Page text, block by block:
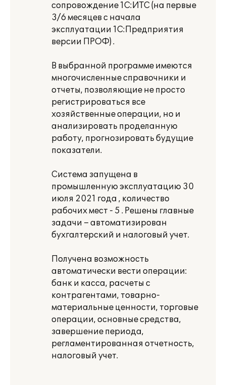
сопровождение 1С:ИТС (на первые
3/6 месяцев с начала
эксплуатации 1С:Предприятия
версии ПРОФ) .
В выбранной программе имеются
многочисленные справочники и
отчеты, позволяющие не просто
регистрироваться все
хозяйственные операции, но и
анализировать проделанную
работу, прогнозировать будущие
показатели.
Система запущена в
промышленную эксплуатацию 30
июля 2021 года , количество
рабочих мест - 5 . Решены главные
задачи – автоматизирован
бухгалтерский и налоговый учет.
Получена возможность
автоматически вести операции:
банк и касса, расчеты с
контрагентами, товарно-
материальные ценности, торговые
операции, основные средства,
завершение периода,
регламентированная отчетность,
налоговый учет.